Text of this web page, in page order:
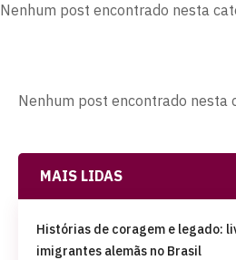
Nenhum post encontrado nesta
Nenhum post encontrado nesta
MAIS LIDAS
Histórias de coragem e legado:
imigrantes alemãs no Brasil